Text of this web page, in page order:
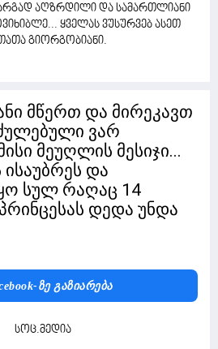
აღზრდილი და სამართლიანი
ყველას ვუსურვებ ასეთ
გიორგობიანი.
მწერთ და მირეკავთ
ვარ
მეუღლის მესიჯი...
და
სულ რაღაც 14
დედა უნდა
Ზე Გაზიარება